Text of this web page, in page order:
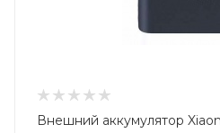
Внешний аккумулятор